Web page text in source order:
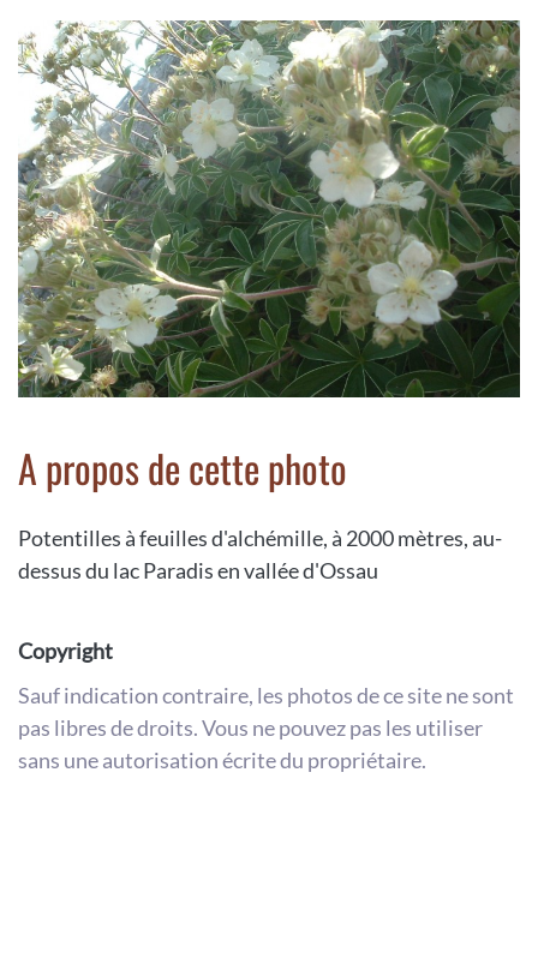
A propos de cette photo
Potentilles à feuilles d'alchémille, à 2000 mètres, au-
dessus du lac Paradis en vallée d'Ossau
Copyright
Sauf indication contraire, les photos de ce site ne sont
pas libres de droits. Vous ne pouvez pas les utiliser
sans une autorisation écrite du propriétaire.